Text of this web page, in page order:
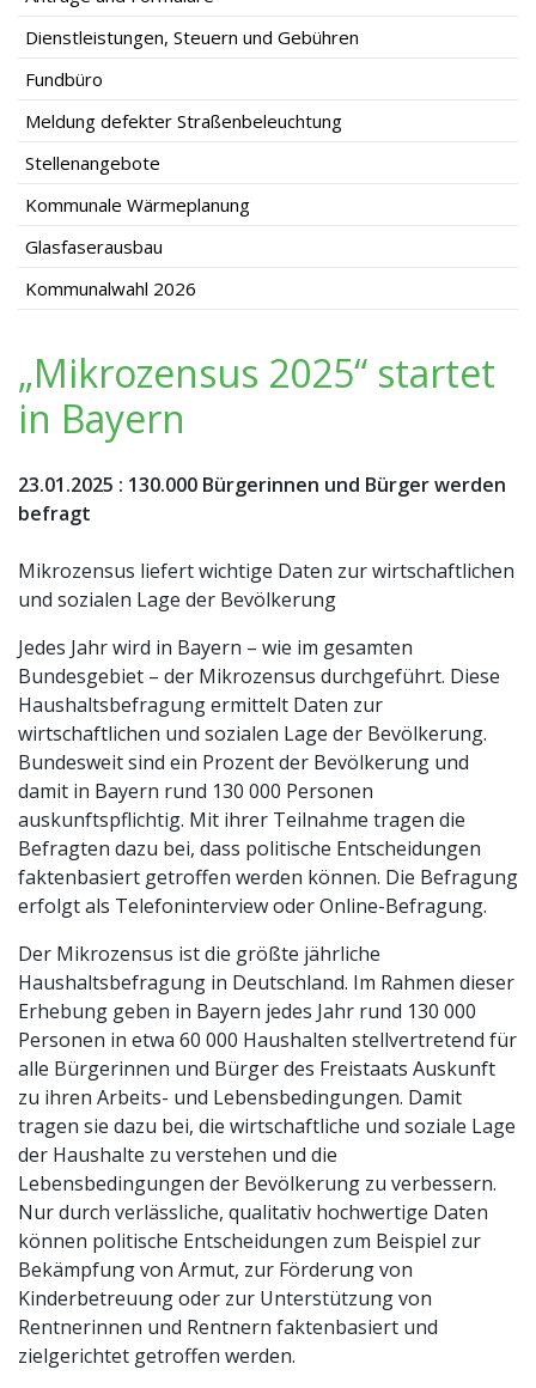
Dienstleistungen, Steuern und Gebühren
Fundbüro
Meldung defekter Straßenbeleuchtung
Stellenangebote
Kommunale Wärmeplanung
Glasfaserausbau
Kommunalwahl 2026
„Mikrozensus 2025“ startet
in Bayern
23.01.2025 : 130.000 Bürgerinnen und Bürger werden
befragt
Mikrozensus liefert wichtige Daten zur wirtschaftlichen
und sozialen Lage der Bevölkerung
Jedes Jahr wird in Bayern – wie im gesamten
Bundesgebiet – der Mikrozensus durchgeführt. Diese
Haushaltsbefragung ermittelt Daten zur
wirtschaftlichen und sozialen Lage der Bevölkerung.
Bundesweit sind ein Prozent der Bevölkerung und
damit in Bayern rund 130 000 Personen
auskunftspflichtig. Mit ihrer Teilnahme tragen die
Befragten dazu bei, dass politische Entscheidungen
faktenbasiert getroffen werden können. Die Befragung
erfolgt als Telefoninterview oder Online-Befragung.
Der Mikrozensus ist die größte jährliche
Haushaltsbefragung in Deutschland. Im Rahmen dieser
Erhebung geben in Bayern jedes Jahr rund 130 000
Personen in etwa 60 000 Haushalten stellvertretend für
alle Bürgerinnen und Bürger des Freistaats Auskunft
zu ihren Arbeits- und Lebensbedingungen. Damit
tragen sie dazu bei, die wirtschaftliche und soziale Lage
der Haushalte zu verstehen und die
Lebensbedingungen der Bevölkerung zu verbessern.
Nur durch verlässliche, qualitativ hochwertige Daten
können politische Entscheidungen zum Beispiel zur
Bekämpfung von Armut, zur Förderung von
Kinderbetreuung oder zur Unterstützung von
Rentnerinnen und Rentnern faktenbasiert und
zielgerichtet getroffen werden.